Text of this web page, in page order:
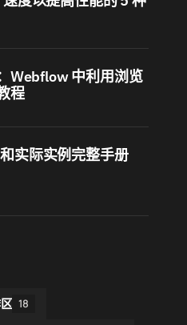
Webflow 中利用浏览
程
实际实例完整手册
18